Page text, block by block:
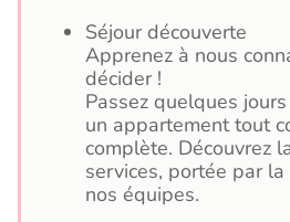
Séjour découverte
Apprenez à nous
décider !
Passez quelques
un appartement tout
complète. Découvrez
services, portée par
nos équipes.